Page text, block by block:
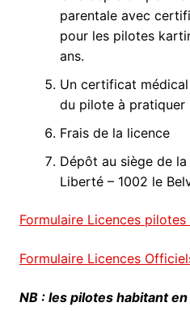
parentale avec
pour les pilotes
ans.
Un certificat
du pilote à pratiquer
Frais de la licence
Dépôt au siège de la
Liberté – 1002 le
Formulaire Licences pilotes
Formulaire Licences
NB : les pilotes habitant